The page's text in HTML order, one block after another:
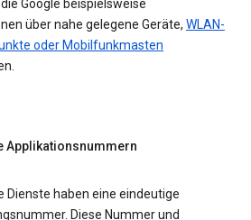
die Google beispielsweise
über nahe gelegene Geräte, WLAN-
oder Mobilfunkmasten
Applikationsnummern
Dienste haben eine eindeutige
Diese Nummer und